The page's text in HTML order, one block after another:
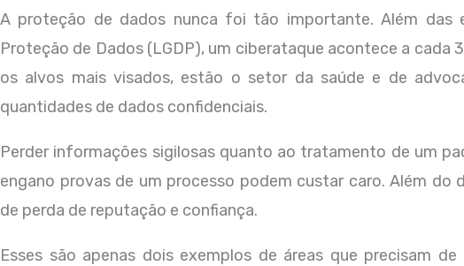
A proteção de dados nunca foi tão importante. Além das
Proteção de Dados (LGDP), um ciberataque acontece a cada
os alvos mais visados, estão o setor da saúde e de
quantidades de dados confidenciais.
Perder informações sigilosas quanto ao tratamento de um
engano provas de um processo podem custar caro. Além do
de perda de reputação e confiança.
Esses são apenas dois exemplos de áreas que precisam